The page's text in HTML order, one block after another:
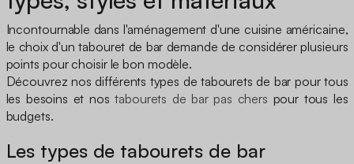
Incontournable dans l'aménagement d'une cuisine américaine,
le choix d'un tabouret de bar demande de considérer plusieurs
points pour choisir le bon modèle.
Découvrez nos différents types de tabourets de bar pour tous
les besoins et nostabourets de bar pas chers pour tous les
budgets.
Les types de tabourets de bar